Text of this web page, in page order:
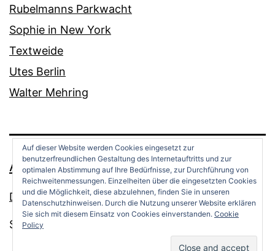
Rubelmanns Parkwacht
Sophie in New York
Textweide
Utes Berlin
Walter Mehring
ANDREAS OPPERMANN
Datenschutz
Stolz präsentiert von
Auf dieser Website werden Cookies eingesetzt zur
benutzerfreundlichen Gestaltung des Internetauftritts und zur
optimalen Abstimmung auf Ihre Bedürfnisse, zur Durchführung von
Reichweitenmessungen. Einzelheiten über die eingesetzten Cookies
und die Möglichkeit, diese abzulehnen, finden Sie in unseren
Datenschutzhinweisen. Durch die Nutzung unserer Website erklären
Sie sich mit diesem Einsatz von Cookies einverstanden. Cookie
Policy